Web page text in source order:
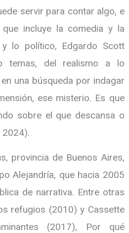
servir para contar algo, e
incluye la comedia y la
lo político, Edgardo Scott
temas, del realismo a lo
una búsqueda por indagar
ese misterio. Es que
sobre el que descansa o
2024).
provincia de Buenos Aires,
Alejandría, que hacia 2005
de narrativa. Entre otras
refugios (2010) y Cassette
(2017), Por qué